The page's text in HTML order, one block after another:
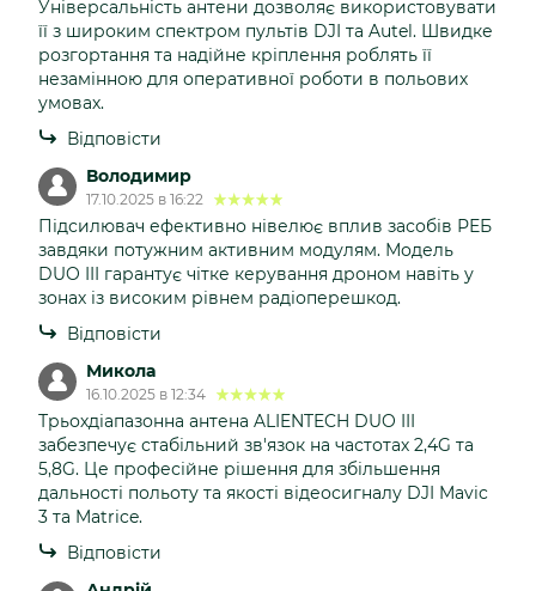
Універсальність антени дозволяє використовувати
її з широким спектром пультів DJI та Autel. Швидке
розгортання та надійне кріплення роблять її
незамінною для оперативної роботи в польових
умовах.
Відповісти
Володимир
17.10.2025 в 16:22
Підсилювач ефективно нівелює вплив засобів РЕБ
завдяки потужним активним модулям. Модель
DUO III гарантує чітке керування дроном навіть у
зонах із високим рівнем радіоперешкод.
Відповісти
Микола
16.10.2025 в 12:34
Трьохдіапазонна антена ALIENTECH DUO III
забезпечує стабільний зв'язок на частотах 2,4G та
5,8G. Це професійне рішення для збільшення
дальності польоту та якості відеосигналу DJI Mavic
3 та Matrice.
Відповісти